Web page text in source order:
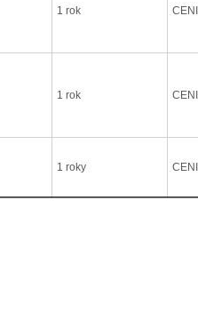
1 rok
1 rok
1 roky